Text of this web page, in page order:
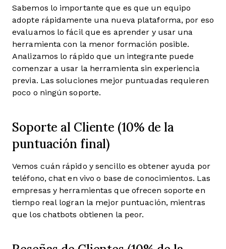
Sabemos lo importante que es que un equipo
adopte rápidamente una nueva plataforma, por eso
evaluamos lo fácil que es aprender y usar una
herramienta con la menor formación posible.
Analizamos lo rápido que un integrante puede
comenzar a usar la herramienta sin experiencia
previa. Las soluciones mejor puntuadas requieren
poco o ningún soporte.
Soporte al Cliente (10% de la
puntuación final)
Vemos cuán rápido y sencillo es obtener ayuda por
teléfono, chat en vivo o base de conocimientos. Las
empresas y herramientas que ofrecen soporte en
tiempo real logran la mejor puntuación, mientras
que los chatbots obtienen la peor.